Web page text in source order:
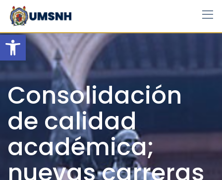
Open toolbar
Skip
content
Consolidación
de calidad
académica;
nuevas carreras